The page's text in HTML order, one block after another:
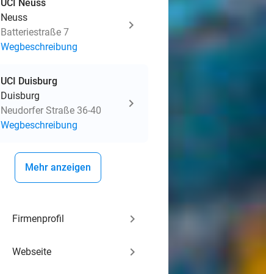
UCI Neuss
Neuss
Batteriestraße 7
Wegbeschreibung
UCI Duisburg
Duisburg
Neudorfer Straße 36-40
Wegbeschreibung
Mehr anzeigen
Firmenprofil keyboard_arrow_right
Webseite keyboard_arrow_right